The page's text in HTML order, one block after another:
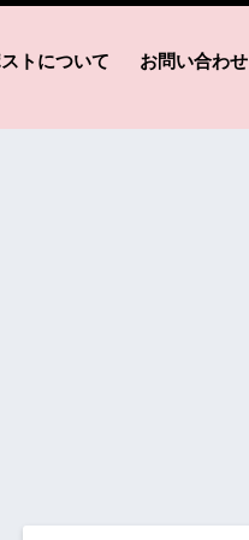
トについて お問い合わせ